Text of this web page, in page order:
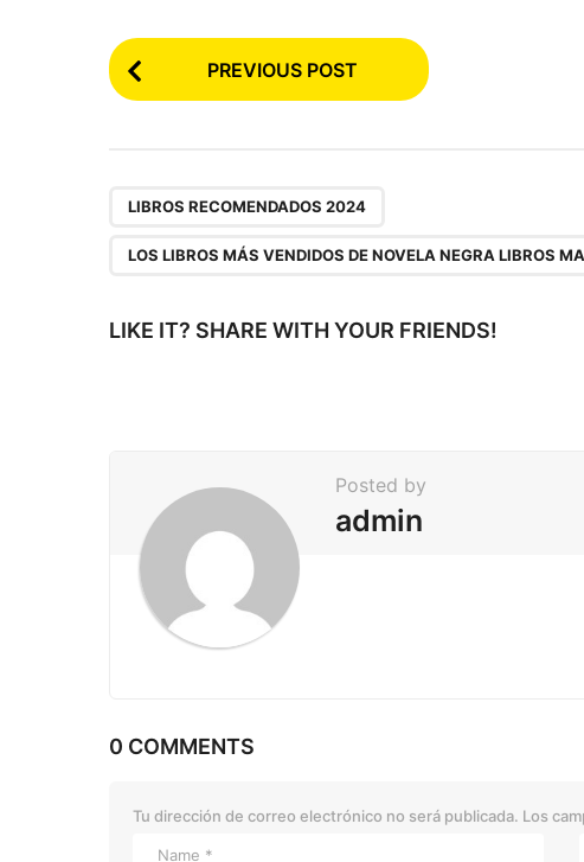
P
o
P
i
PREVIOUS POST
LIBROS RECOMENDADOS 2024
LOS LIBROS MÁS VENDIDOS DE NOVELA NEGRA LIBROS
LIKE IT? SHARE WITH YOUR FRIENDS!
Posted by
admin
0 COMMENTS
Tu dirección de correo electrónico no será publicada. Los